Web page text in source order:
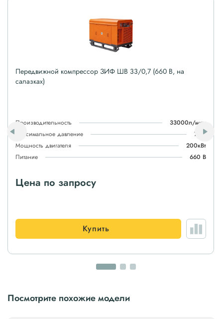
Передвижной компрессор ЗИФ ШВ 33/0,7 (660 В, на
салазках)
Производительность
33000л/мин
Максимальное давление
7атм
Мощность двигателя
200кВт
Питание
660 В
Цена по запросу
Купить
Посмотрите похожие модели